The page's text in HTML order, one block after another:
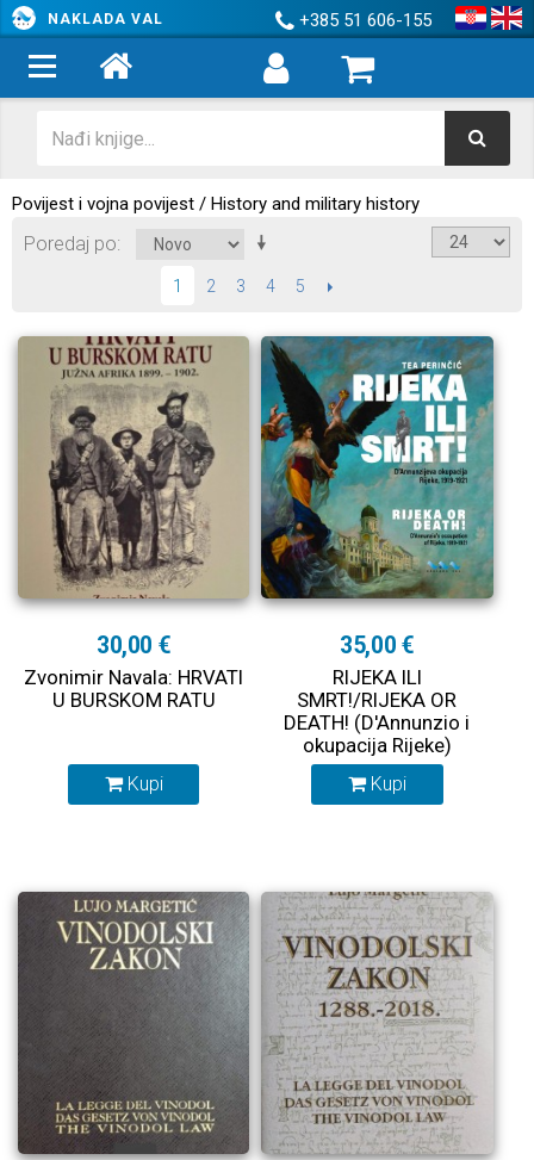
NAKLADA VAL +385 51 606-155
Povijest i vojna povijest / History and military history
Poredaj po
1 2 3 4 5 SLIJEDEĆI
30,00 €
Zvonimir Navala: HRVATI
U BURSKOM RATU
Kupi
35,00 €
RIJEKA ILI
SMRT!/RIJEKA OR
DEATH! (D'Annunzio i
okupacija Rijeke)
Kupi